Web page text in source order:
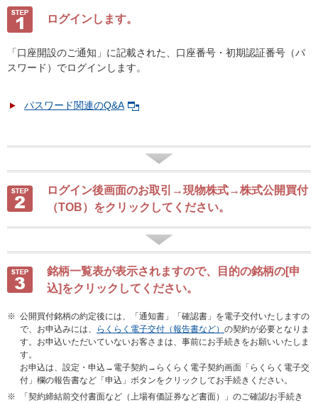
ログインします。
「口座開設のご通知」に記載された、口座番号・初期認証番号（パ
スワード）でログインします。
パスワード関連のQ&A
ログイン後画面のお取引→現物株式→株式公開買付
（TOB）をクリックしてください。
銘柄一覧表が表示されますので、目的の銘柄の[申
込]をクリックしてください。
※ 公開買付銘柄の約定後には、「通知書」「確認書」を電子交付いたしますの
で、お申込みには、
らくらく電子交付（報告書など） の契約が必要となりま
す。お申込いただいていないお客さまは、事前にお手続きをお願いいたしま
す。
お申込は、設定・申込→電子契約→らくらく電子契約画面「らくらく電子交
付」欄の報告書など「申込」ボタンをクリックしてお手続きください。
※
「契約締結前交付書面など（上場有価証券など書面）」のご確認/お手続き